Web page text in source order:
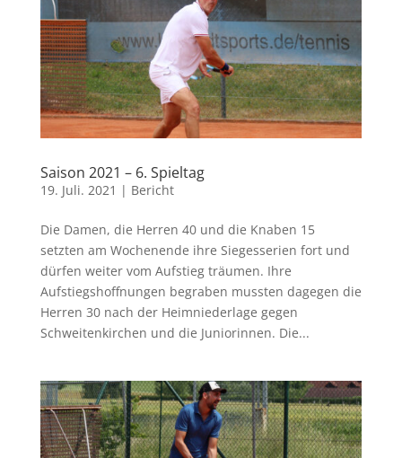
Saison 2021 – 6. Spieltag
19. Juli. 2021 | Bericht
Die Damen, die Herren 40 und die Knaben 15
setzten am Wochenende ihre Siegesserien fort und
dürfen weiter vom Aufstieg träumen. Ihre
Aufstiegshoffnungen begraben mussten dagegen die
Herren 30 nach der Heimniederlage gegen
Schweitenkirchen und die Juniorinnen. Die...